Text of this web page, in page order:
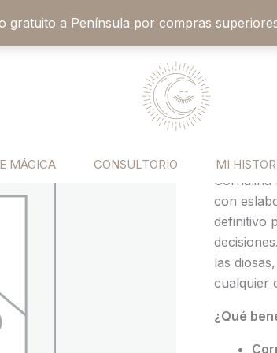
gratuito a Península por compras
MÁGICA CONSULTORIO MI
Siente la
Cornalina
con
definitivo
las
cualquier
¿Qué
y
Creativo
cantidad